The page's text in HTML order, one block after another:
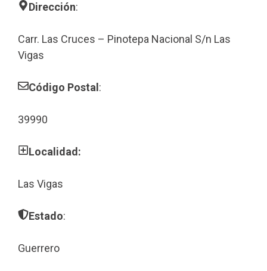
Dirección:
Carr. Las Cruces – Pinotepa Nacional S/n Las
Vigas
Código Postal:
39990
Localidad:
Las Vigas
Estado:
Guerrero